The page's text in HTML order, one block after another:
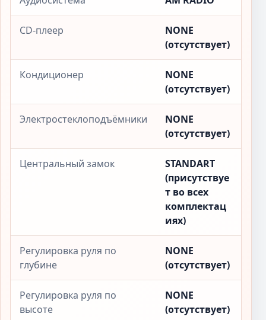
CD-плеер
NONE
(отсутствует)
Кондиционер
NONE
(отсутствует)
Электростеклоподъёмники
NONE
(отсутствует)
Центральный замок
STANDART
(присутствуе
т во всех
комплектац
иях)
Регулировка руля по
глубине
NONE
(отсутствует)
Регулировка руля по
высоте
NONE
(отсутствует)